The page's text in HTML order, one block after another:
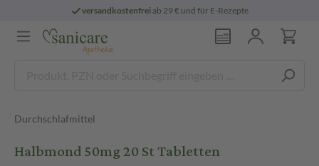
versandkostenfreiab 29 € und für E-Rezepte
Durchschlafmittel
Halbmond 50mg 20 St Tabletten